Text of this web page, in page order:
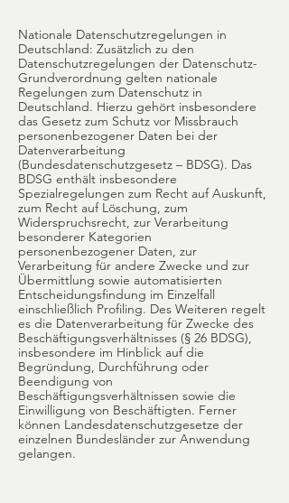
Nationale Datenschutzregelungen in
Deutschland: Zusätzlich zu den
Datenschutzregelungen der Datenschutz-
Grundverordnung gelten nationale
Regelungen zum Datenschutz in
Deutschland. Hierzu gehört insbesondere
das Gesetz zum Schutz vor Missbrauch
personenbezogener Daten bei der
Datenverarbeitung
(Bundesdatenschutzgesetz – BDSG). Das
BDSG enthält insbesondere
Spezialregelungen zum Recht auf Auskunft,
zum Recht auf Löschung, zum
Widerspruchsrecht, zur Verarbeitung
besonderer Kategorien
personenbezogener Daten, zur
Verarbeitung für andere Zwecke und zur
Übermittlung sowie automatisierten
Entscheidungsfindung im Einzelfall
einschließlich Profiling. Des Weiteren regelt
es die Datenverarbeitung für Zwecke des
Beschäftigungsverhältnisses (§ 26 BDSG),
insbesondere im Hinblick auf die
Begründung, Durchführung oder
Beendigung von
Beschäftigungsverhältnissen sowie die
Einwilligung von Beschäftigten. Ferner
können Landesdatenschutzgesetze der
einzelnen Bundesländer zur Anwendung
gelangen.